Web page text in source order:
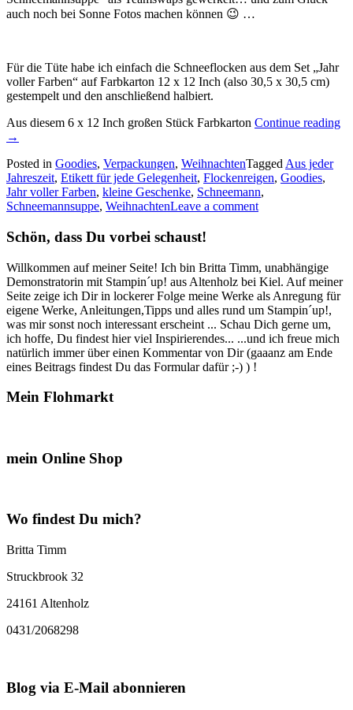
auch noch bei Sonne Fotos machen können 😉 …
Für die Tüte habe ich einfach die Schneeflocken aus dem Set „Jahr
voller Farben“ auf Farbkarton 12 x 12 Inch (also 30,5 x 30,5 cm)
gestempelt und den anschließend halbiert.
Aus diesem 6 x 12 Inch großen Stück Farbkarton Continue reading
→
Posted in Goodies, Verpackungen, WeihnachtenTagged Aus jeder
Jahreszeit, Etikett für jede Gelegenheit, Flockenreigen, Goodies,
Jahr voller Farben, kleine Geschenke, Schneemann,
Schneemannsuppe, WeihnachtenLeave a comment
Schön, dass Du vorbei schaust!
Willkommen auf meiner Seite! Ich bin Britta Timm, unabhängige
Demonstratorin mit Stampin´up! aus Altenholz bei Kiel. Auf meiner
Seite zeige ich Dir in lockerer Folge meine Werke als Anregung für
eigene Werke, Anleitungen,Tipps und alles rund um Stampin´up!,
was mir sonst noch interessant erscheint ... Schau Dich gerne um,
ich hoffe, Du findest hier viel Inspirierendes... ...und ich freue mich
natürlich immer über einen Kommentar von Dir (gaaanz am Ende
eines Beitrags findest Du das Formular dafür ;-) ) !
Mein Flohmarkt
mein Online Shop
Wo findest Du mich?
Britta Timm
Struckbrook 32
24161 Altenholz
0431/2068298
Blog via E-Mail abonnieren